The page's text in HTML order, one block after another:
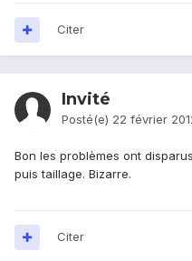
Citer
Invité
Posté(e) 22 février
Bon les problèmes ont
puis taillage. Bizarre.
Citer